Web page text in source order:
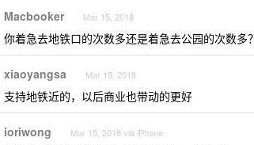
Macbooker Mar 15, 2018
你着急去地铁口的次数多还是着急去公园的次数多？
xiaoyangsa Mar 15, 2018
支持地铁近的，以后商业也带动的更好
ioriwong Mar 15, 2018 via iPhone